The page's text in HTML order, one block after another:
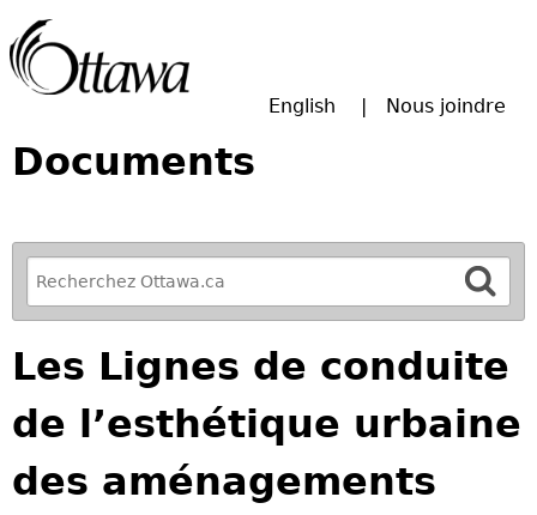
English Nous joindre
Documents
R
e
f
n
e
y
o
u
Les Lignes de conduite
de l’esthétique urbaine
des aménagements